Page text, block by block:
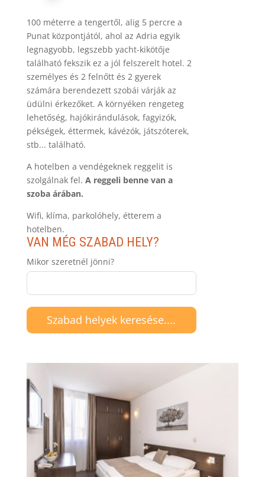
100 méterre a tengertől, alig 5 percre a
Punat központjától, ahol az Adria egyik
legnagyobb, legszebb yacht-kikötője
található fekszik ez a jól felszerelt hotel. 2
személyes és 2 felnőtt és 2 gyerek
számára berendezett szobái várják az
üdülni érkezőket. A környéken rengeteg
lehetőség, hajókirándulások, fagyizók,
pékségek, éttermek, kávézók, játszóterek,
stb... található.
A hotelben a vendégeknek reggelit is
szolgálnak fel. A reggeli benne van a
szoba árában.
Wifi, klíma, parkolóhely, étterem a
hotelben.
VAN MÉG SZABAD HELY?
Mikor szeretnél jönni?
Szabad helyek keresése....